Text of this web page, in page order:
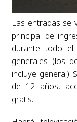
Las entradas se
principal de
durante todo
generales (los
incluye general)
de 12 años,
gratis.